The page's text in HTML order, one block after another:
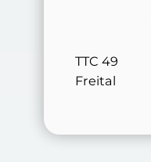
TTC 49
Freital